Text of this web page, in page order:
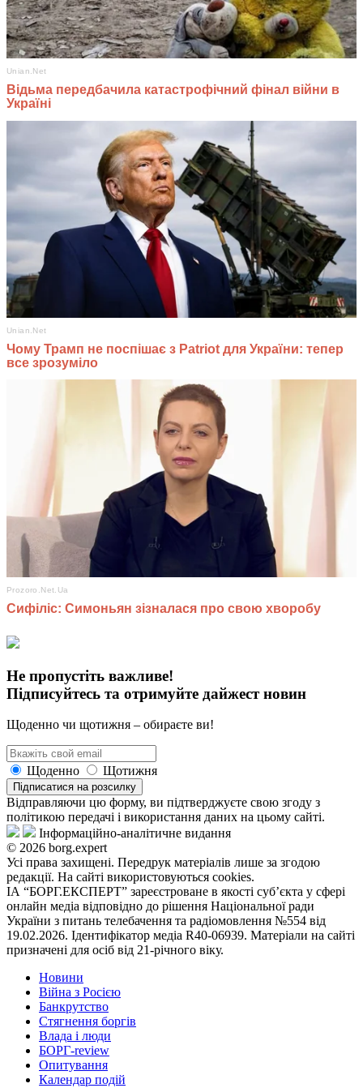
Не пропустіть важливе!
Підписуйтесь та отримуйте дайжест новин
Щоденно чи щотижня – обираєте ви!
Щоденно Щотижня
Підписатися на розсилку
Відправляючи цю форму, ви підтверджуєте свою згоду з
політикою передачі і використання даних на цьому сайті.
Інформаційно-аналітичне видання
© 2026 borg.expert
Усі права захищені. Передрук матеріалів лише за згодою
редакції. На сайті використовуються cookies.
ІА “БОРГ.ЕКСПЕРТ” зареєстроване в якості суб’єкта у сфері
онлайн медіа відповідно до рішення Національної ради
України з питань телебачення та радіомовлення №554 від
19.02.2026. Ідентифікатор медіа R40-06939. Матеріали на сайті
призначені для осіб від 21-річного віку.
Новини
Війна з Росією
Банкрутство
Стягнення боргiв
Влада i люди
БОРГ-review
Опитування
Календар подій